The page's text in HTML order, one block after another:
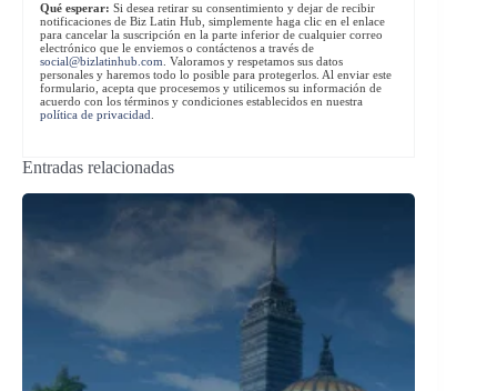
Qué esperar: Si desea retirar su consentimiento y dejar de recibir
notificaciones de Biz Latin Hub, simplemente haga clic en el enlace
para cancelar la suscripción en la parte inferior de cualquier correo
electrónico que le enviemos o contáctenos a través de
social@bizlatinhub.com . Valoramos y respetamos sus datos
personales y haremos todo lo posible para protegerlos. Al enviar este
formulario, acepta que procesemos y utilicemos su información de
acuerdo con los términos y condiciones establecidos en nuestra
política de privacidad
Entradas relacionadas